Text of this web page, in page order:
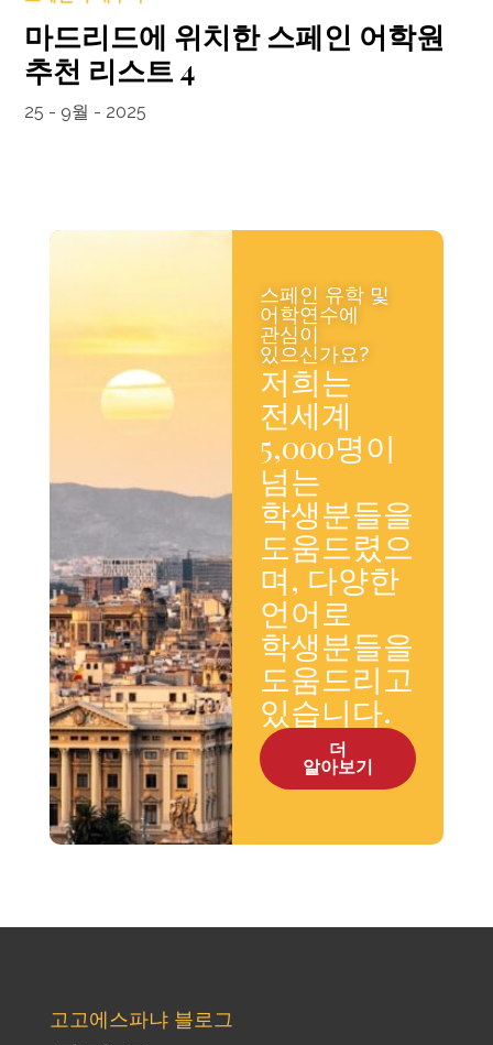
마드리드에 위치한 스페인 어학원
추천 리스트 4
25 - 9월 - 2025
스페인 유학 및
어학연수에
관심이
있으신가요?
저희는
전세계
5,000명이
넘는
학생분들을
도움드렸으
며, 다양한
언어로
학생분들을
도움드리고
있습니다.
더
알아보기
고고에스파냐 블로그